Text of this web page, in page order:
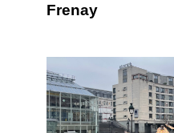
Frenay